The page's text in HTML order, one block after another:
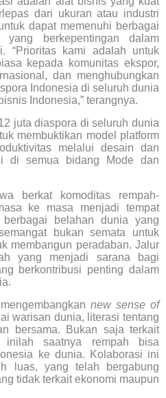
dari ukuran atau industri
dapat memenuhi berbagai
yang berkepentingan dalam
“Prioritas kami adalah untuk
kepada komunitas ekspor,
dan menghubungkan
Indonesia di seluruh dunia
Indonesia,” terangnya.
juta diaspora di seluruh dunia
membuktikan model platform
melalui desain dan
di semua bidang Mode dan
berkat komoditas rempah-
ke masa menjadi tempat
belahan dunia yang
bukan semata untuk
membangun peradaban. Jalur
yang menjadi sarana bagi
berkontribusi penting dalam
new sense of
warisan dunia, literasi tentang
bersama. Bukan saja terkait
inilah saatnya rempah bisa
ke dunia. Kolaborasi ini
luas, yang telah bergabung
tidak terkait ekonomi maupun